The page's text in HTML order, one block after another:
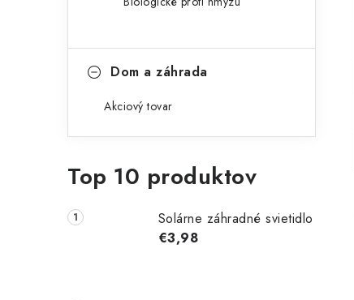
Dom a záhrada
Akciový tovar
Top 10 produktov
Solárne záhradné svietidlo
€3,98